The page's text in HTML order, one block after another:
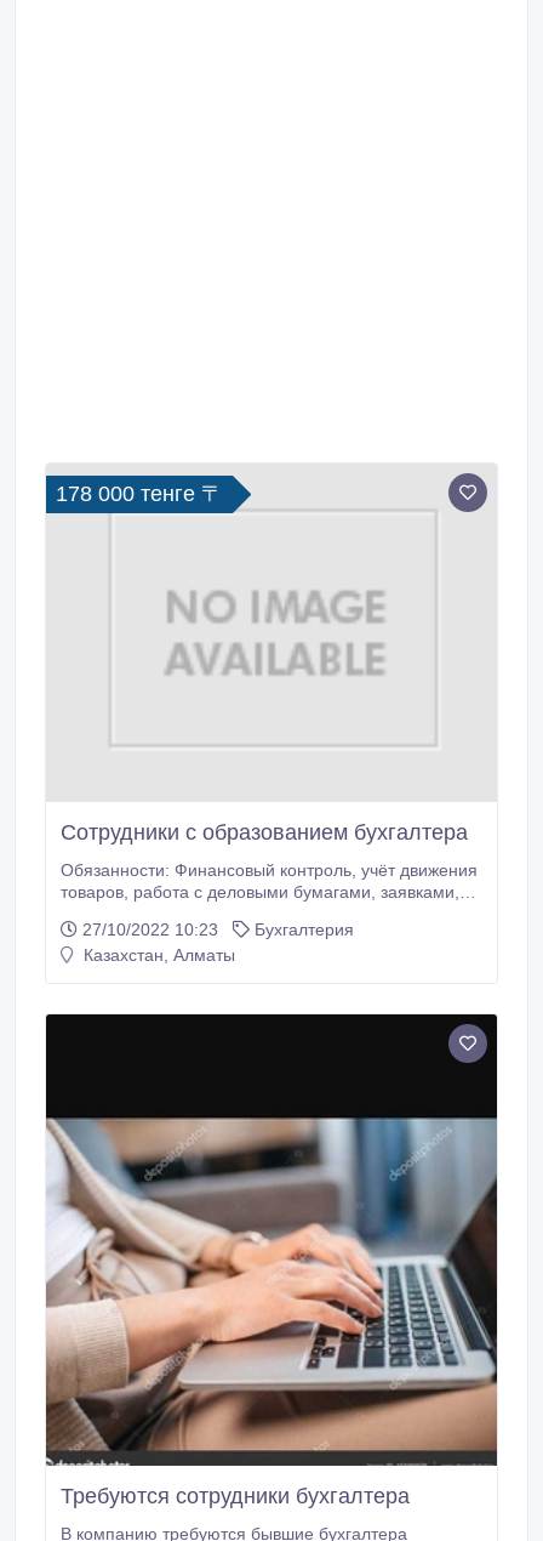
178 000 тенге 〒
Сотрудники с образованием бухгалтера
Обязанности: Финансовый контроль, учёт движения
товаров, работа с деловыми бумагами, заявками,
Ответственность, навыки работы с документацией,
самостоятельность в работе, исполнительность;
27/10/2022 10:23
Бухгалтерия
Казахстан, Алматы
Требуются сотрудники бухгалтера
В компанию требуются бывшие бухгалтера